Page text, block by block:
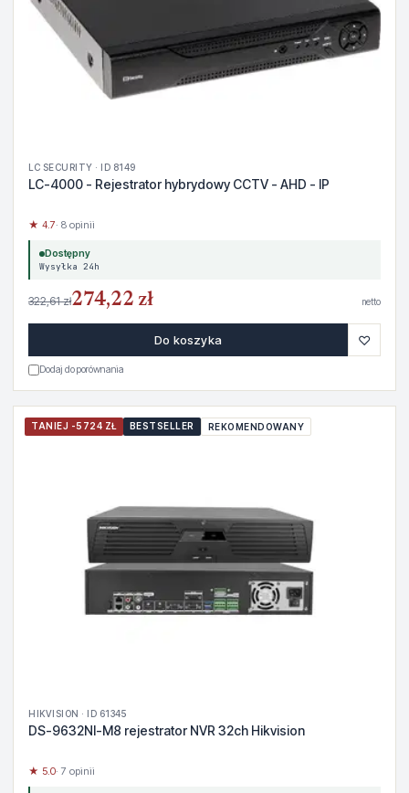
LC SECURITY · ID 8149
LC-4000 - Rejestrator hybrydowy CCTV - AHD - IP
★ 4.7· 8 opinii
Dostępny
Wysyłka 24h
322,61 zł274,22 zł netto
Do koszyka ♡
Dodaj do porównania
TANIEJ -5724 ZŁ BESTSELLER REKOMENDOWANY
HIKVISION · ID 61345
DS-9632NI-M8 rejestrator NVR 32ch Hikvision
★ 5.0· 7 opinii